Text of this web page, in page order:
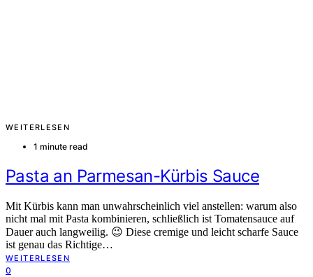
WEITERLESEN
1 minute read
Pasta an Parmesan-Kürbis Sauce
Mit Kürbis kann man unwahrscheinlich viel anstellen: warum also
nicht mal mit Pasta kombinieren, schließlich ist Tomatensauce auf
Dauer auch langweilig. 😉 Diese cremige und leicht scharfe Sauce
ist genau das Richtige…
WEITERLESEN
0